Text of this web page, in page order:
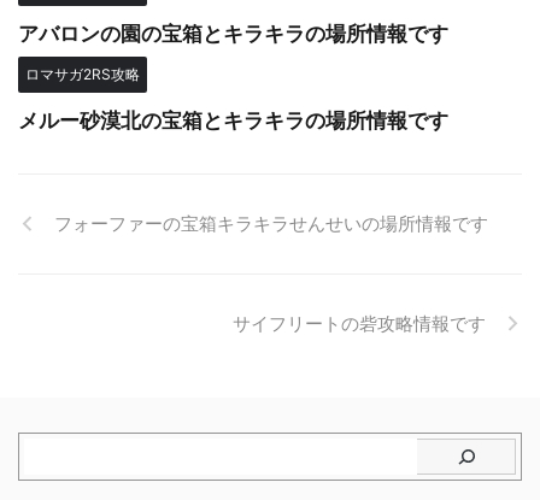
アバロンの園の宝箱とキラキラの場所情報です
ロマサガ2RS攻略
メルー砂漠北の宝箱とキラキラの場所情報です
フォーファーの宝箱キラキラせんせいの場所情報です
サイフリートの砦攻略情報です